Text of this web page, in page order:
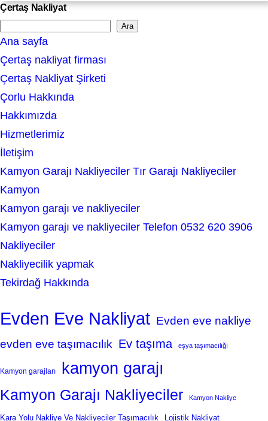
Çertaş Nakliyat
e
a
r
c
h
Ara
Ana sayfa
Çertaş nakliyat firması
Çertaş Nakliyat Şirketi
Çorlu Hakkında
Hakkımızda
Hizmetlerimiz
İletişim
Kamyon Garajı Nakliyeciler Tır Garajı Nakliyeciler
Kamyon
Kamyon garajı ve nakliyeciler
Kamyon garajı ve nakliyeciler Telefon 0532 620 3906
Nakliyeciler
Nakliyecilik yapmak
Tekirdağ Hakkında
Evden Eve Nakliyat Evden eve nakliye
evden eve taşımacılık Ev taşıma eşya taşımacılığı
Kamyon garajları kamyon garajı
Kamyon Garajı Nakliyeciler Kamyon Nakliye
Kara Yolu Nakliye Ve Nakliyeciler Taşımacılık Lojistik Nakliyat